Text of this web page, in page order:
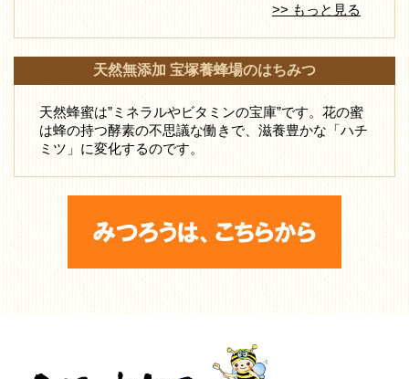
>> もっと見る
天然無添加 宝塚養蜂場のはちみつ
天然蜂蜜は”ミネラルやビタミンの宝庫”です。花の蜜
は蜂の持つ酵素の不思議な働きで、滋養豊かな「ハチ
ミツ」に変化するのです。